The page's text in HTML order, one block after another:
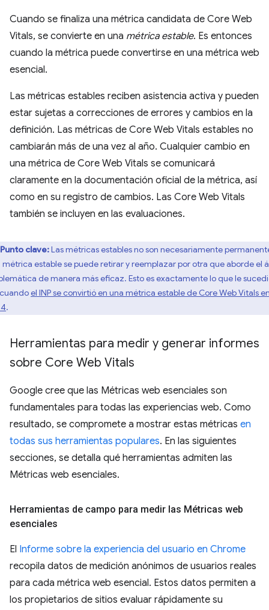
Cuando se finaliza una métrica candidata de Core Web
Vitals, se convierte en una métrica estable. Es entonces
cuando la métrica puede convertirse en una métrica web
esencial.
Las métricas estables reciben asistencia activa y pueden
estar sujetas a correcciones de errores y cambios en la
definición. Las métricas de Core Web Vitals estables no
cambiarán más de una vez al año. Cualquier cambio en
una métrica de Core Web Vitals se comunicará
claramente en la documentación oficial de la métrica, así
como en su registro de cambios. Las Core Web Vitals
también se incluyen en las evaluaciones.
Punto clave:Las métricas estables no son necesariamente
métrica estable se puede retirar y reemplazar por otra que aborde el
de manera más eficaz. Esto es exactamente lo que le
el INP se convirtió en una métrica estable de Core Web Vitals
.
Herramientas para medir y generar informes
sobre Core Web Vitals
Google cree que las Métricas web esenciales son
fundamentales para todas las experiencias web. Como
resultado, se compromete a mostrar estas métricas en
todas sus herramientas populares. En las siguientes
secciones, se detalla qué herramientas admiten las
Métricas web esenciales.
Herramientas de campo para medir las Métricas web
esenciales
El Informe sobre la experiencia del usuario en Chrome
recopila datos de medición anónimos de usuarios reales
para cada métrica web esencial. Estos datos permiten a
los propietarios de sitios evaluar rápidamente su